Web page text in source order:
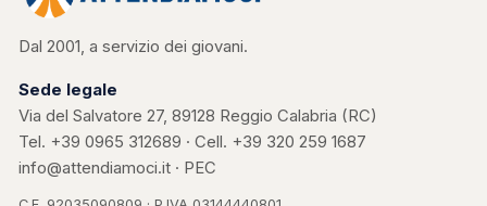
Dal 2001, a servizio dei giovani.
Sede legale
Via del Salvatore 27, 89128 Reggio Calabria (RC)
Tel. +39 0965 312689 · Cell. +39 320 259 1687
info@attendiamoci.it · PEC